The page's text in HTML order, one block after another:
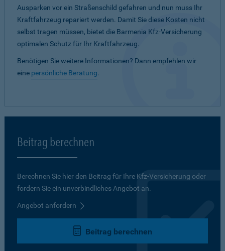
Ausparken vor ein Straßenschild gefahren und nun muss Ihr
Kraftfahrzeug repariert werden. Damit Sie diese Kosten nicht
selbst tragen müssen, bietet die Barmenia Kfz-Versicherung
optimalen Schutz für Ihr Kraftfahrzeug.
Benötigen Sie weitere Informationen? Dann empfehlen wir
eine persönliche Beratung.
Beitrag berechnen
Berechnen Sie hier den Beitrag für Ihre Kfz-Versicherung oder
fordern Sie ein unverbindliches Angebot an.
Angebot anfordern
Beitrag berechnen